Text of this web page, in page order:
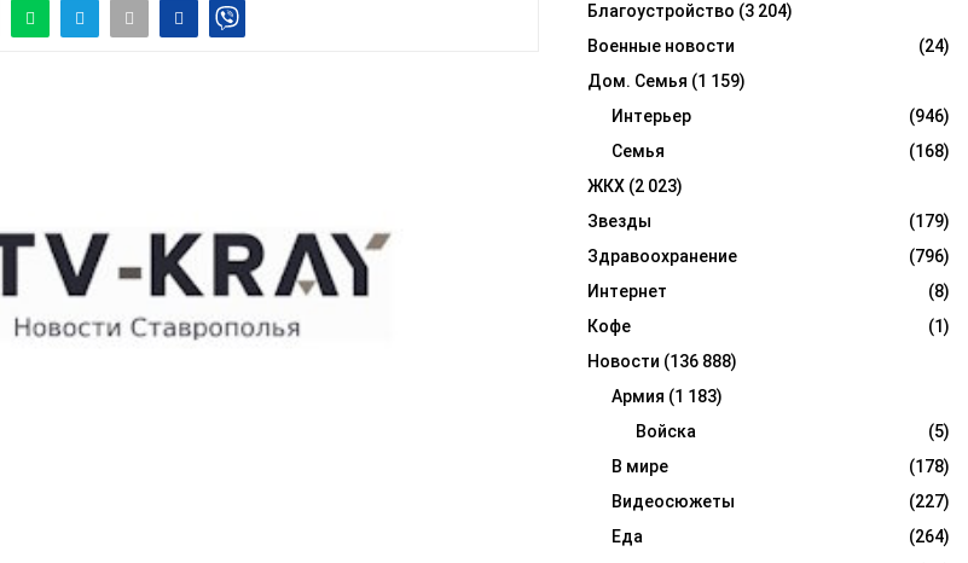
H
Благоустройство (3 204)
Военные новости
(24)
Дом. Семья (1 159)
Интерьер
(946)
Семья
(168)
ЖКХ (2 023)
Звезды
(179)
Здравоохранение
(796)
Интернет
(8)
Кофе
(1)
Новости (136 888)
Армия (1 183)
Войска
(5)
В мире
(178)
Видеосюжеты
(227)
Еда
(264)